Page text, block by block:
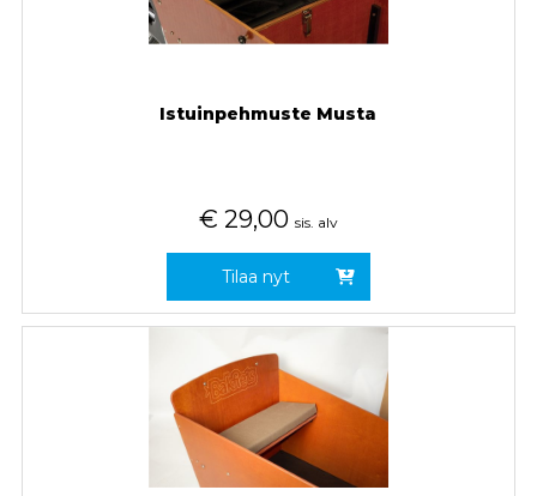
Istuinpehmuste Musta
€ 29,00 sis. alv
Tilaa nyt